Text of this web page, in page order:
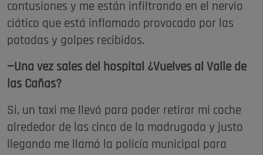
contusiones y me están infiltrando en el nervio
ciático que está inflamado provocado por las
patadas y golpes recibidos.
—Una vez sales del hospital ¿Vuelves al Valle de
las Cañas?
Si, un taxi me llevó para poder retirar mi coche
alrededor de las cinco de la madrugada y justo
llegando me llamó la policía municipal para